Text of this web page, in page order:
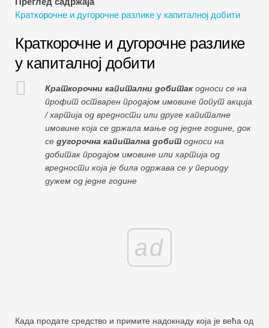
Водичи за финансијско моделирање
Водичи за управљање ризиком
Краткорочне и дугорочне разлике у капиталној добити
Краткорочне и дугорочне разлике
у капиталној добити
Краткорочни капитални добитакодноси се на
профит остварен продајом имовине попут акција
/ хартија од вредности или друге капиталне
имовине која се држала мање од једне године, док
се дугорочна капитална добит односи на
добитак продајом имовине или хартија од
вредности која је била одржава се у периоду
дужем од једне године
ad
Када продате средство и примите надокнаду која је већа од